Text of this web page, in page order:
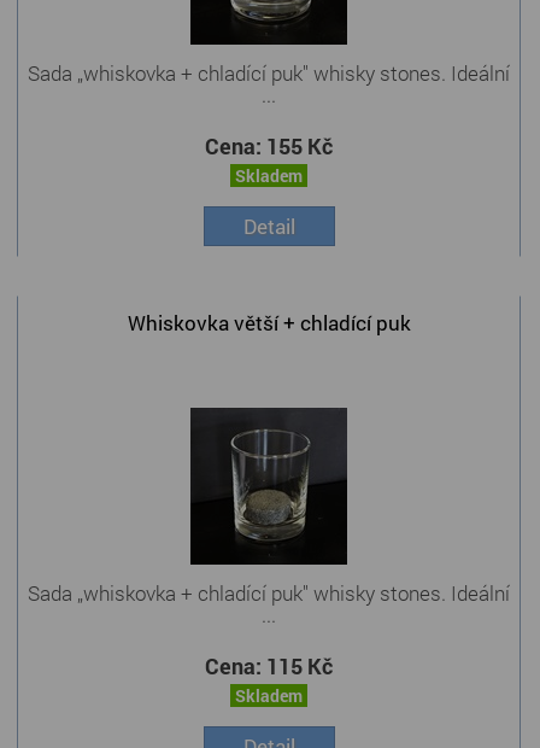
Sada „whiskovka + chladící puk" whisky stones. Ideální
...
Cena: 155 Kč
Skladem
Detail
Whiskovka větší + chladící puk
Sada „whiskovka + chladící puk" whisky stones. Ideální
...
Cena: 115 Kč
Skladem